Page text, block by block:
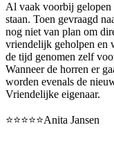
Al vaak voorbij gelopen
staan. Toen gevraagd
nog niet van plan om
vriendelijk geholpen en
de tijd genomen zelf
Wanneer de horren er
worden evenals de
Vriendelijke eigenaar.
⭐️⭐️⭐️⭐️⭐️Anita Jansen